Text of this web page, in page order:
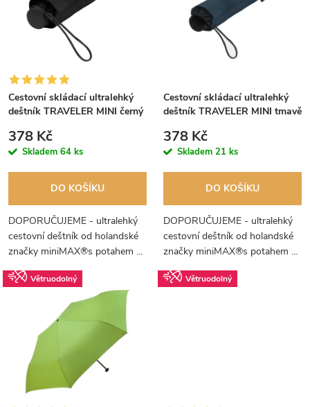
p
r
o
u
k
t
Abecedně
s
p
r
o
d
u
k
Cestovní skládací ultralehký
deštník TRAVELER MINI černý
378 Kč
Skladem 64 ks
DO KOŠÍKU
DOPORUČUJEME - ultralehký
cestovní deštník od holandské
značky miniMAX®s potahem z
Cestovní skládací ultralehký
deštník TRAVELER MINI tmavě
378 Kč
Skladem 21 ks
DO KOŠÍKU
DOPORUČUJEME - ultralehký
cestovní deštník od holandské
značky miniMAX®s potahem z
Větruodolný Větruodolný